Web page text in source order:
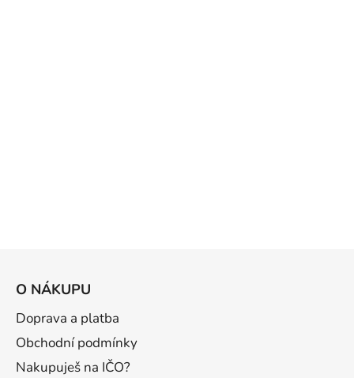
O NÁKUPU
Doprava a platba
Obchodní podmínky
Nakupuješ na IČO?